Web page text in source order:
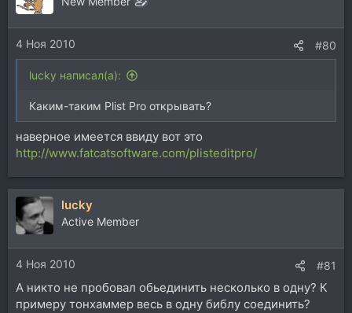
4 Ноя 2010 #80
lucky написал(а):
Каким-таким Plist Pro открывать?
наверное имеется ввиду вот это
http://www.fatcatsoftware.com/plisteditpro/
lucky
Active Member
4 Ноя 2010 #81
А никто не пробовал обьединить несколько в одну? К
примеру тонхаммер весь в одну библу соединить?